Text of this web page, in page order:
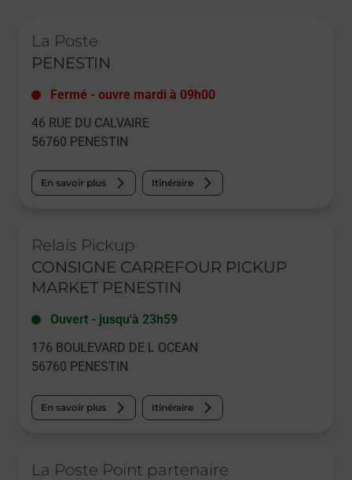
La Poste
PENESTIN
Fermé - ouvre mardi à 09h00
46 RUE DU CALVAIRE
56760 PENESTIN
En savoir plus Itinéraire
Relais Pickup
CONSIGNE CARREFOUR PICKUP
MARKET PENESTIN
Ouvert - jusqu'à 23h59
176 BOULEVARD DE L OCEAN
56760 PENESTIN
En savoir plus Itinéraire
La Poste Point partenaire